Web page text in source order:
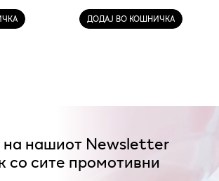
ДОДАЈ ВО КОШНИЧКА
на нашиот Newsletter
со сите промотивни